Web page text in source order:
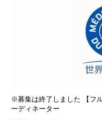
※募集は終了しました 【フ
ーディネーター